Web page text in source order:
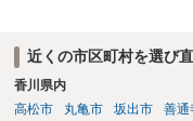
を入れた「相手方の法律
務所であるのか、それと
ですが、もし前者であれば
一方、後者であるなら、夫
近くの市区町村を選び
香川県内
高松市
丸亀市 坂出市 善通